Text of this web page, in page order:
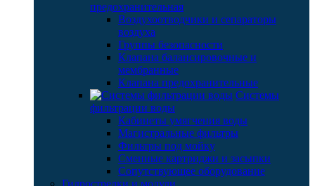
предохранительная
Воздухоотводчики и сепараторы
воздуха
Группы безопасности
Клапана балансировочные и
мембранные
Клапана предохранительные
Системы
фильтрации воды
Кабинеты умягчения воды
Магистральные фильтры
Фильтры под мойку
Сменные картриджи и засыпки
Сопутствующее оборудование
Гидрострелки и модули